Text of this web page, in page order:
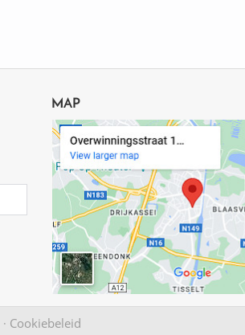
MAP
· Cookiebeleid